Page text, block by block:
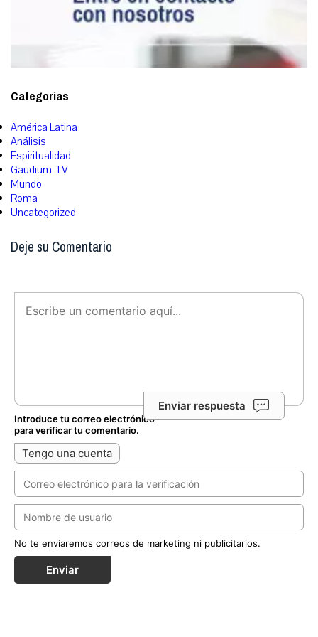
Categorías
América Latina
Análisis
Espiritualidad
Gaudium-TV
Mundo
Roma
Uncategorized
Deje su Comentario
Enviar respuesta
Introduce tu correo electrónico
para verificar tu comentario.
Tengo una cuenta
No te enviaremos correos de marketing ni publicitarios.
Enviar